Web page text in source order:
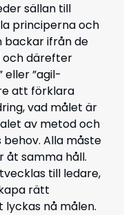
sällan till
principerna och
backar ifrån de
och därefter
eller ”agil-
att förklara
vad målet är
av metod och
Alla måste
åt samma håll.
till ledare,
rätt
nå målen.